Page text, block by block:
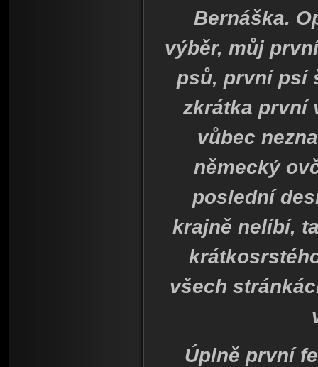
Bernáška.
výběr, můj
psů, první psí
zkrátka první
vůbec
německý
poslední
krajně nelíbí,
všech
Úplně první